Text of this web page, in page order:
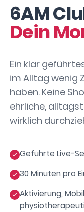
6AM
Dein
Ein klar
im Alltag wenig
haben. Keine
ehrliche,
wirklich
Geführte Live-
30 Minuten pro
Aktivierung,